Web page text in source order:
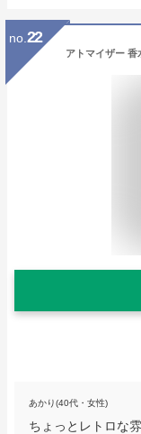
no. 22
あかり(40代・女性)
ちょっとレトロな